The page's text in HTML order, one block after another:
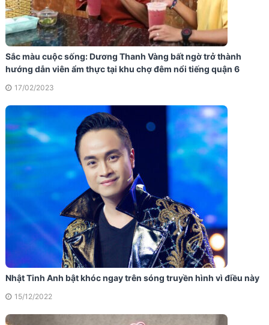
Sắc màu cuộc sống: Dương Thanh Vàng bất ngờ trở thành
hướng dẫn viên ẩm thực tại khu chợ đêm nổi tiếng quận 6
17/02/2023
Nhật Tinh Anh bật khóc ngay trên sóng truyền hình vì điều này
15/12/2022